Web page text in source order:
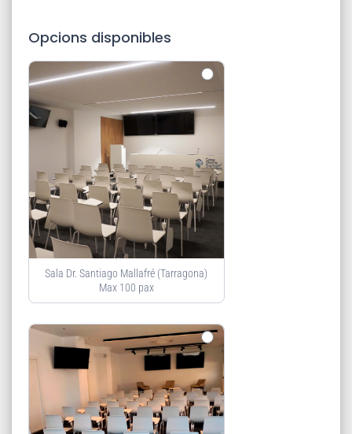
Opcions disponibles
Sala Dr. Santiago Mallafré (Tarragona)
Max 100 pax